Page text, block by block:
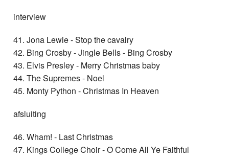
interview
41. Jona Lewie - Stop the cavalry
42. Bing Crosby - Jingle Bells - Bing Crosby
43. Elvis Presley - Merry Christmas baby
44. The Supremes - Noel
45. Monty Python - Christmas In Heaven
afsluiting
46. Wham! - Last Christmas
47. Kings College Choir - O Come All Ye Faithful